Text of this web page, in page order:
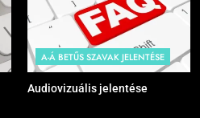
A-Á BETŰS SZAVAK JELENTÉSE
Audiovizuális jelentése